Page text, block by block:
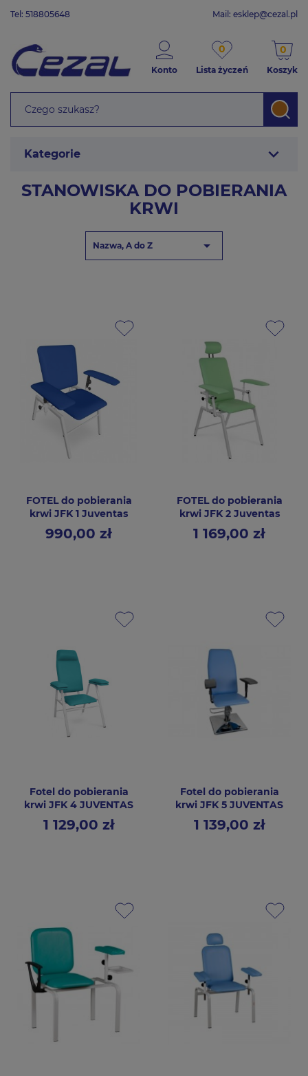
Tel: 518805648 Mail: esklep@cezal.pl
Konto
0
Lista życzeń
0
Koszyk
Kategorie expand_more
STANOWISKA DO POBIERANIA
KRWI
Nazwa, A do Z 
FOTEL do pobierania
krwi JFK 1 Juventas
Cena990,00 zł
FOTEL do pobierania
krwi JFK 2 Juventas
Cena1 169,00 zł
Fotel do pobierania
krwi JFK 4 JUVENTAS
Cena1 129,00 zł
Fotel do pobierania
krwi JFK 5 JUVENTAS
Cena1 139,00 zł